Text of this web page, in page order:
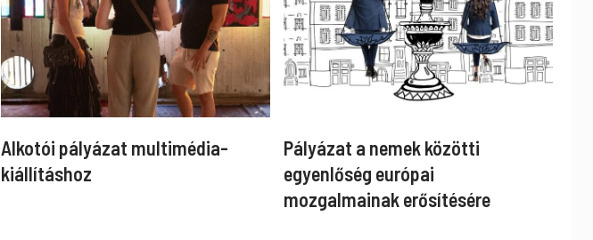
Alkotói pályázat multimédia-
kiállításhoz
Pályázat a nemek közötti
egyenlőség európai
mozgalmainak erősítésére